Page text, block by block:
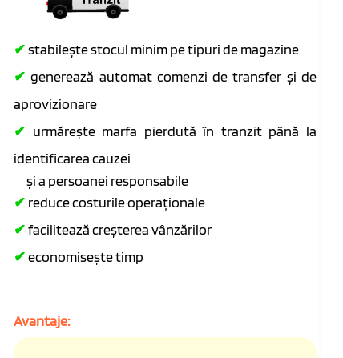
✔stabilește stocul minim pe tipuri de magazine
✔ generează automat comenzi de transfer și de
aprovizionare
✔ urmărește marfa pierdută în tranzit până la
identificarea cauzei
și a persoanei responsabile
✔ reduce costurile operaționale
✔facilitează creșterea vânzărilor
✔economisește timp
Avantaje: